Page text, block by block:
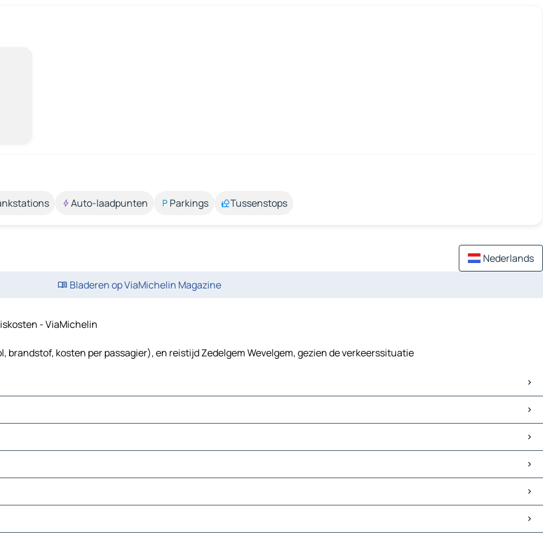
Auto-laadpunten Parkings Tussenstops
Nederlands
Bladeren op ViaMichelin Magazine
- ViaMichelin
brandstof, kosten per passagier), en reistijd Zedelgem Wevelgem, gezien de verkeerssituatie